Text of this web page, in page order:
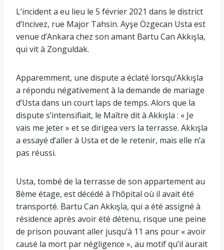
L’incident a eu lieu le 5 février 2021 dans le district
d’Incivez, rue Major Tahsin. Ayşe Özgecan Usta est
venue d’Ankara chez son amant Bartu Can Akkışla,
qui vit à Zonguldak.
Apparemment, une dispute a éclaté lorsqu’Akkışla
a répondu négativement à la demande de mariage
d’Usta dans un court laps de temps. Alors que la
dispute s’intensifiait, le Maître dit à Akkışla : « Je
vais me jeter » et se dirigea vers la terrasse. Akkışla
a essayé d’aller à Usta et de le retenir, mais elle n’a
pas réussi.
Usta, tombé de la terrasse de son appartement au
8ème étage, est décédé à l’hôpital où il avait été
transporté. Bartu Can Akkışla, qui a été assigné à
résidence après avoir été détenu, risque une peine
de prison pouvant aller jusqu’à 11 ans pour « avoir
causé la mort par négligence », au motif qu’il aurait